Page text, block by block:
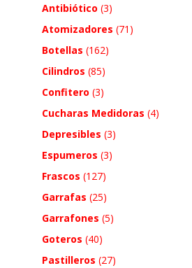
Antibiótico (3)
Atomizadores (71)
Botellas (162)
Cilindros (85)
Confitero (3)
Cucharas Medidoras (4)
Depresibles (3)
Espumeros (3)
Frascos (127)
Garrafas (25)
Garrafones (5)
Goteros (40)
Pastilleros (27)